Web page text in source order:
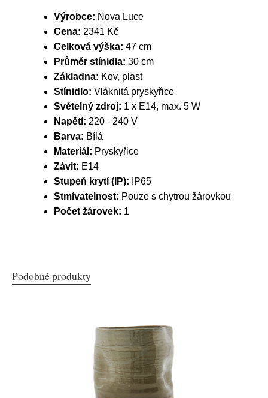
Výrobce: Nova Luce
Cena: 2341 Kč
Celková výška: 47 cm
Průměr stínidla: 30 cm
Základna: Kov, plast
Stínidlo: Vláknitá pryskyřice
Světelný zdroj: 1 x E14, max. 5 W
Napětí: 220 - 240 V
Barva: Bílá
Materiál: Pryskyřice
Závit: E14
Stupeň krytí (IP):
IP65
Stmívatelnost: Pouze s chytrou žárovkou
Počet žárovek: 1
Podobné produkty